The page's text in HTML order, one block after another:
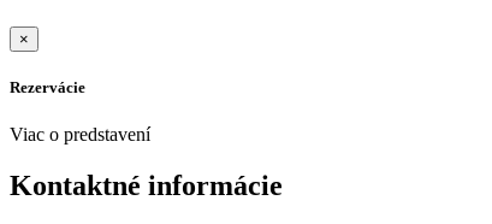
×
Rezervácie
Viac o predstavení
Kontaktné informácie